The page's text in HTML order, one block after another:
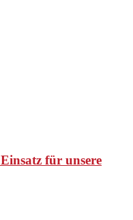
für unsere